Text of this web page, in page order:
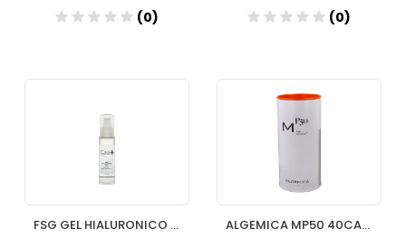
(0) (0)
FSG GEL HIALURONICO 40% 50ML ALGEMICA MP50 40CAPS